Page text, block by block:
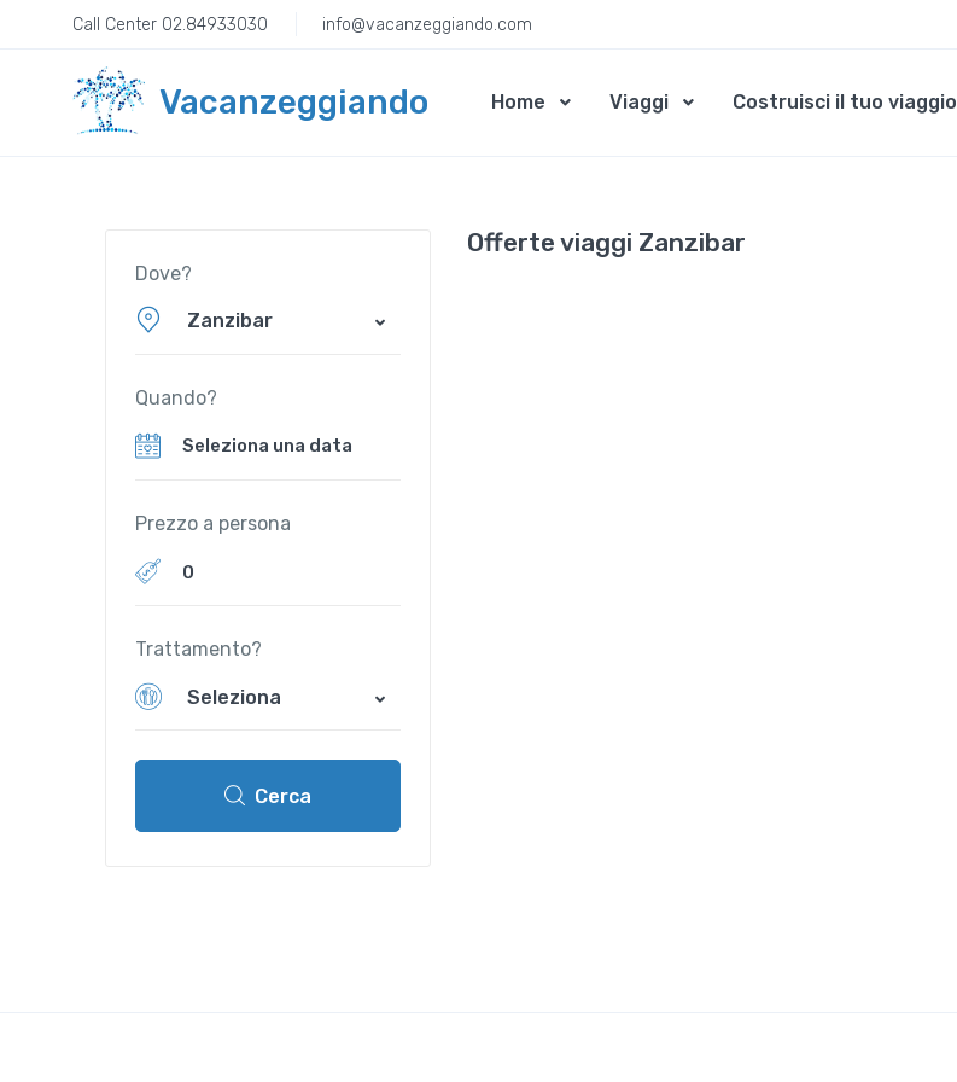
Call Center 02.84933030 info@vacanzeggiando.com
Vacanzeggiando Home Viaggi Costruisci il tuo viaggio
Dove?
Zanzibar
Quando?
Prezzo a persona
Trattamento?
Seleziona
Cerca
Offerte viaggi Zanzibar